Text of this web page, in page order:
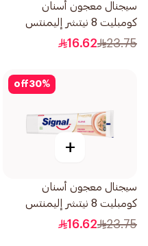
سيجنال معجون أسنان
كومبليت 8 نيتشر إليمنتس
بالفحم 75مل
23.75
16.62
30%
off
+
سيجنال معجون أسنان
كومبليت 8 نيتشر إليمنتس
بالقرنفل 75مل
23.75
16.62